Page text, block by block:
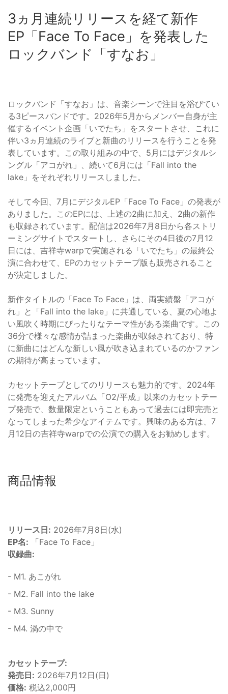
3ヵ月連続リリースを経て新作
EP「Face To Face」を発表した
ロックバンド「すなお」
ロックバンド「すなお」は、音楽シーンで注目を浴びてい
る3ピースバンドです。2026年5月からメンバー自身が主
催するイベント企画「いでたち」をスタートさせ、これに
伴い3ヵ月連続のライブと新曲のリリースを行うことを発
表しています。この取り組みの中で、5月にはデジタルシ
ングル「アコがれ」、続いて6月には「Fall into the
lake」をそれぞれリリースしました。
そして今回、7月にデジタルEP「Face To Face」の発表が
ありました。このEPには、上述の2曲に加え、2曲の新作
も収録されています。配信は2026年7月8日から各ストリ
ーミングサイトでスタートし、さらにその4日後の7月12
日には、吉祥寺warpで実施される「いでたち」の最終公
演に合わせて、EPのカセットテープ版も販売されること
が決定しました。
新作タイトルの「Face To Face」は、両実績盤「アコが
れ」と「Fall into the lake」に共通している、夏の心地よ
い風吹く時期にぴったりなテーマ性がある楽曲です。この
36分で様々な感情が詰まった楽曲が収録されており、特
に新曲にはどんな新しい風が吹き込まれているのかファン
の期待が高まっています。
カセットテープとしてのリリースも魅力的です。2024年
に発売を迎えたアルバム「O2/平成」以来のカセットテー
プ発売で、数量限定ということもあって過去には即完売と
なってしまった希少なアイテムです。興味のある方は、7
月12日の吉祥寺warpでの公演での購入をお勧めします。
商品情報
リリース日: 2026年7月8日(水)
EP名: 「Face To Face」
収録曲:
- M1. あこがれ
- M2. Fall into the lake
- M3. Sunny
- M4. 渦の中で
カセットテープ:
発売日: 2026年7月12日(日)
価格: 税込2,000円